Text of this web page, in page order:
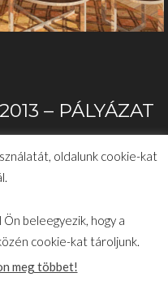
– PÁLYÁZAT
oldalunk cookie-kat
beleegyezik, hogy a
cookie-kat tároljunk.
meg többet!